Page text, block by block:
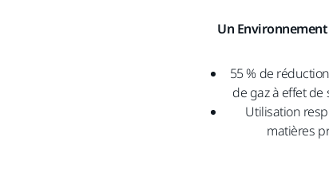
Un
55 % de
de gaz à effet de
Utilisation
matières